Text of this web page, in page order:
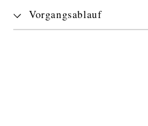
Vorgangsablauf